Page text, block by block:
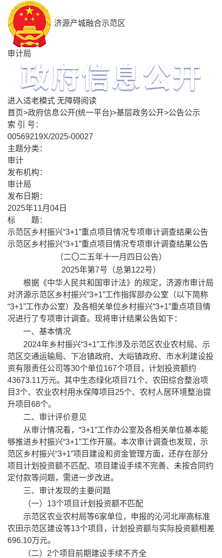
济源产城融合示范区
审计局
进入适老模式 无障碍阅读
首页>政府信息公开(统一平台)>基层政务公开>公告公示
索 引 号：
00569219X/2025-00027
主题分类：
审计
发布机构：
审计局
发布日期：
2025年11月04日
标 题：
​ 示范区乡村振兴“3+1”重点项目情况专项审计调查结果公告
示范区乡村振兴“3+1”重点项目情况专项审计调查结果公告
（二〇二五年十一月 四 日公告）
2025年第7号（总第122号）
根据《中华人民共和国审计法》的规定，济源市审计局
对济源示范区乡村振兴“3+1”工作指挥部办公室（以下简称
“3+1”工作办公室）及各相关单位乡村振兴“3+1”重点项目情
况进行了专项审计调查。现将审计结果公告如下：
一、基本情况
2024年乡村振兴“3+1”工作涉及示范区农业农村局、示
范区交通运输局、下冶镇政府、大峪镇政府、市水利建设投
资有限责任公司等30个单位167个项目，计划投资额约
43673.11万元。其中生态绿化项目71个、农田综合整治项
目3个、农业农村用水保障项目 25个、农村人居环境整治提
升项目68个。
二、 审计评价意见
从审计情况看， “3+1”工作办公室及各相关单位基本能
够推进乡村振兴“3+1”工作开展。 本次审计调查也发现，示
范区乡村振兴“3+1”项目建设和资金管理方面，还存在部分
项目计划投资额不匹配、项目建设手续不完善、未按合同约
定付款等问题，需进一步改进。
三、 审计发现的主要问题
（一） 13个项目计划投资额不匹配
示范区农业农村局等6家单位，申报的沁河北岸高标准
农田示范区建设等13个项目，计划投资额与实际投资额相差
696.10万元。
（二） 2个项目前期建设手续不齐全